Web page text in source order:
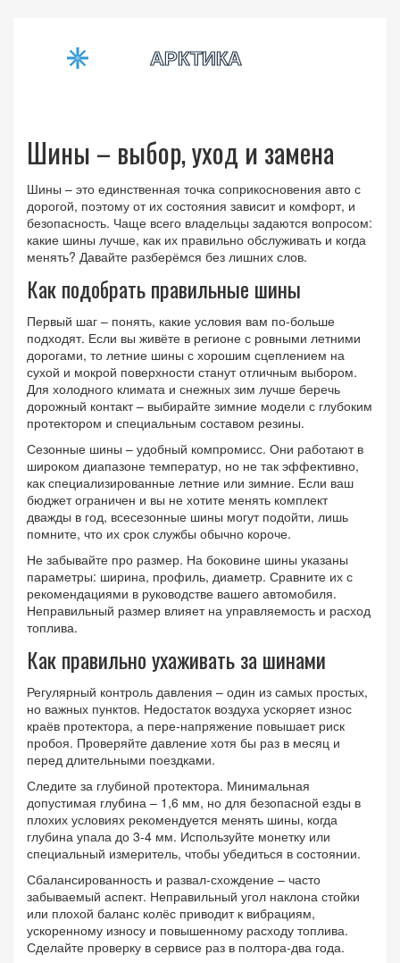
Шины – выбор, уход и замена
Шины – это единственная точка соприкосновения авто с
дорогой, поэтому от их состояния зависит и комфорт, и
безопасность. Чаще всего владельцы задаются вопросом:
какие шины лучше, как их правильно обслуживать и когда
менять? Давайте разберёмся без лишних слов.
Как подобрать правильные шины
Первый шаг – понять, какие условия вам по‑больше
подходят. Если вы живёте в регионе с ровными летними
дорогами, то летние шины с хорошим сцеплением на
сухой и мокрой поверхности станут отличным выбором.
Для холодного климата и снежных зим лучше беречь
дорожный контакт – выбирайте зимние модели с глубоким
протектором и специальным составом резины.
Сезонные шины – удобный компромисс. Они работают в
широком диапазоне температур, но не так эффективно,
как специализированные летние или зимние. Если ваш
бюджет ограничен и вы не хотите менять комплект
дважды в год, всесезонные шины могут подойти, лишь
помните, что их срок службы обычно короче.
Не забывайте про размер. На боковине шины указаны
параметры: ширина, профиль, диаметр. Сравните их с
рекомендациями в руководстве вашего автомобиля.
Неправильный размер влияет на управляемость и расход
топлива.
Как правильно ухаживать за шинами
Регулярный контроль давления – один из самых простых,
но важных пунктов. Недостаток воздуха ускоряет износ
краёв протектора, а пере‑напряжение повышает риск
пробоя. Проверяйте давление хотя бы раз в месяц и
перед длительными поездками.
Следите за глубиной протектора. Минимальная
допустимая глубина – 1,6 мм, но для безопасной езды в
плохих условиях рекомендуется менять шины, когда
глубина упала до 3‑4 мм. Используйте монетку или
специальный измеритель, чтобы убедиться в состоянии.
Сбалансированность и развал‑схождение – часто
забываемый аспект. Неправильный угол наклона стойки
или плохой баланс колёс приводит к вибрациям,
ускоренному износу и повышенному расходу топлива.
Сделайте проверку в сервисе раз в полтора‑два года.